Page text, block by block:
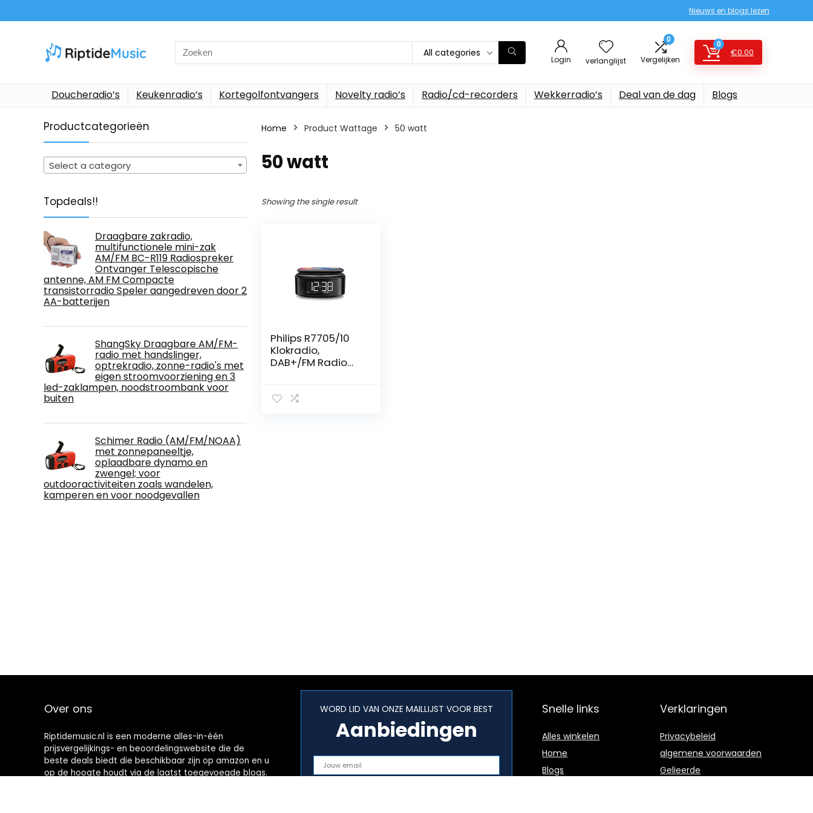
Nieuws en blogs lezen
Search
for:
All categories
Login verlanglijst
0
Vergelijken
0
€0.00
Doucheradio’s Keukenradio’s Kortegolfontvangers Novelty radio’s Radio/cd-recorders Wekkerradio’s Deal van de dag Blogs
Productcategorieën
Select a category
Topdeals!!
Draagbare zakradio,
multifunctionele mini-zak
AM/FM BC-R119 Radiospreker
Ontvanger Telescopische
antenne, AM FM Compacte
transistorradio Speler aangedreven door 2
AA-batterijen
ShangSky Draagbare AM/FM-
radio met handslinger,
optrekradio, zonne-radio's met
eigen stroomvoorziening en 3
led-zaklampen, noodstroombank voor
buiten
Schimer Radio (AM/FM/NOAA)
met zonnepaneeltje,
oplaadbare dynamo en
zwengel; voor
outdooractiviteiten zoals wandelen,
kamperen en voor noodgevallen
Home Product Wattage ‎50 watt
‎50 watt
Showing the single result
Philips R7705/10
Klokradio,
DAB+/FM Radio
Sleeptimer,
Over ons
Riptidemusic.nl is een moderne alles-in-één
prijsvergelijkings- en beoordelingswebsite die de
beste deals biedt die beschikbaar zijn op amazon en u
op de hoogte houdt via de laatst toegevoegde blogs.
WORD LID VAN ONZE MAILLIJST VOOR BEST
Aanbiedingen
Snelle links
Alles winkelen
Home
Blogs
Verklaringen
Privacybeleid
algemene voorwaarden
Gelieerde